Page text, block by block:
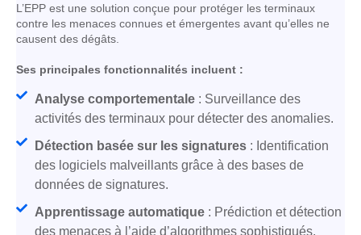
L’EPP est une solution conçue pour protéger les terminaux
contre les menaces connues et émergentes avant qu’elles ne
causent des dégâts.
Ses principales fonctionnalités incluent :
Analyse comportementale: Surveillance des
activités des terminaux pour détecter des anomalies.
Détection basée sur les signatures: Identification
des logiciels malveillants grâce à des bases de
données de signatures.
Apprentissage automatique: Prédiction et détection
des menaces à l’aide d’algorithmes sophistiqués.